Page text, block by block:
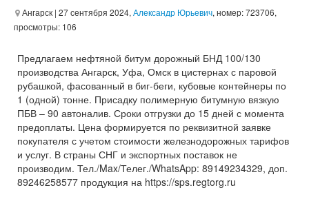
Ангарск | 27 сентября 2024, Александр Юрьевич, номер: 723706,
просмотры: 106
Предлагаем нефтяной битум дорожный БНД 100/130
производства Ангарск, Уфа, Омск в цистернах с паровой
рубашкой, фасованный в биг-беги, кубовые контейнеры по
1 (одной) тонне. Присадку полимерную битумную вязкую
ПБВ – 90 автоналив. Сроки отгрузки до 15 дней с момента
предоплаты. Цена формируется по реквизитной заявке
покупателя с учетом стоимости железнодорожных тарифов
и услуг. В страны СНГ и экспортных поставок не
производим. Тел./Max/Телег./WhatsApp: 89149234329, доп.
89246258577 продукция на https://sps.regtorg.ru